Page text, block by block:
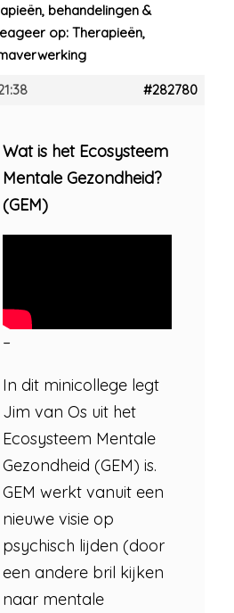
behandelingen &
op: Therapieën,
#282780
Wat is het Ecosysteem
Mentale Gezondheid?
(GEM)
–
In dit minicollege legt
Jim van Os uit het
Ecosysteem Mentale
Gezondheid (GEM) is.
GEM werkt vanuit een
nieuwe visie op
psychisch lijden (door
een andere bril kijken
naar mentale